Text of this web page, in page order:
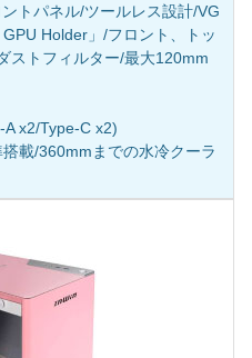
トパネル/ツールレス設計/VG
Holder」/フロント、トッ
ストフィルター/最大120mm
x2/Type-C x2)
載/360mmまでの水冷クーラ